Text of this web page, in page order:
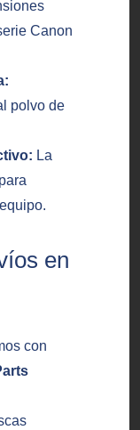
Canon
polvo de
La
en
con